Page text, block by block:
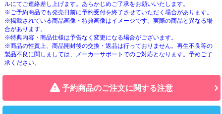
ルにてご連絡差し上げます。あらかじめご了承をお願いいたします。
※ご予約商品でも発売日前に予約受付を終了させていただく場合があります。
※掲載されている商品画像・特典画像はイメージです。実際の商品と異なる場
合があります。
※特典内容・商品仕様は予告なく変更になる場合がございます。
※商品の性質上、商品開封後の交換・返品は行っておりません。再生不良等の
製品不良に関しましては、メーカーサポートでのご対応となります。予めご了
承ください。
予約商品のご注文に関する注意